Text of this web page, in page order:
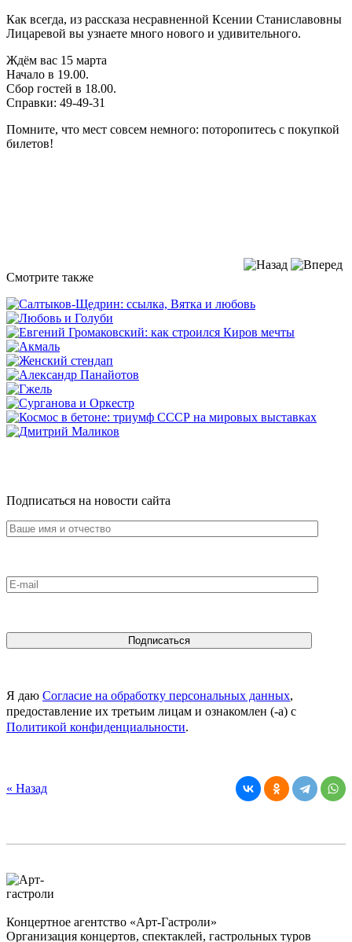
Как всегда, из рассказа несравненной Ксении Станиславовны
Лицаревой вы узнаете много нового и удивительного.
Ждём вас 15 марта
Начало в 19.00.
Сбор гостей в 18.00.
Справки: 49-49-31
Помните, что мест совсем немного: поторопитесь с покупкой
билетов!
Смотрите также
Подписаться на новости сайта
Я даю Согласие на обработку персональных данных,
предоставление их третьим лицам и ознакомлен (-а) c
Политикой конфиденциальности.
« Назад
Концертное агентство «Арт-Гастроли»
Организация концертов, спектаклей, гастрольных туров